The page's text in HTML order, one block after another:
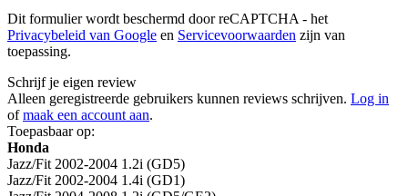
Dit formulier wordt beschermd door reCAPTCHA - het
Privacybeleid van Google en Servicevoorwaarden zijn van
toepassing.
Schrijf je eigen review
Alleen geregistreerde gebruikers kunnen reviews schrijven. Log in
ofmaak een account aan.
Toepasbaar op:
Honda
Jazz/Fit 2002-2004 1.2i (GD5)
Jazz/Fit 2002-2004 1.4i (GD1)